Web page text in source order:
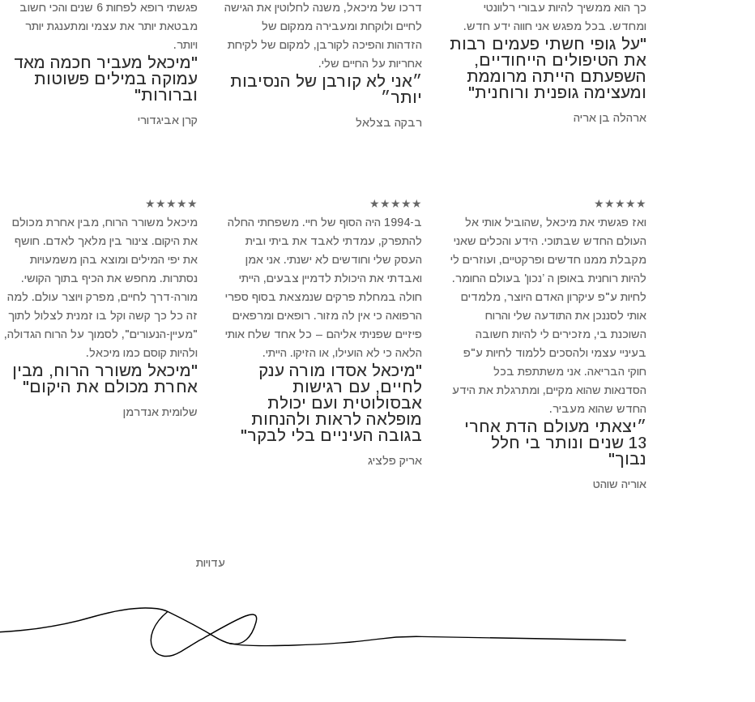
פגשתי רופא לפחות 6 שנים והכי חשוב
מבטאת יותר את עצמי ומתענגת יותר
ויותר.
"מיכאל מעביר חכמה מאד
עמוקה במילים פשוטות
וברורות"
קרן אביגדורי
דרכו של מיכאל, משנה לחלוטין את הגישה
לחיים ולוקחת ומעבירה ממקום של
הזדהות והפיכה לקורבן, למקום של לקיחת
אחריות על החיים שלי.
״אני לא קורבן של הנסיבות
יותר״
רבקה בצלאל
כך הוא ממשיך להיות עבורי רלוונטי
ומחדש. בכל מפגש אני חווה ידע חדש.
"על גופי חשתי פעמים רבות
את הטיפולים הייחודיים,
השפעתם הייתה מרוממת
ומעצימה גופנית ורוחנית"
ארהלה בן אריה
★
★
★
★
★
מיכאל משורר הרוח, מבין אחרת מכולם
את היקום. צינור בין מלאך לאדם. חושף
את יפי המילים ומוצא בהן משמעויות
נסתרות. מחפש את הכיף בתוך הקושי.
מורה-דרך לחיים, מפרק ויוצר עולם. למה
זה כל כך קשה וקל בו זמנית לצלול לתוך
"מעיין-הנעורים", לסמוך על הרוח הגדולה,
ולהיות קוסם כמו מיכאל.
"מיכאל משורר הרוח, מבין
אחרת מכולם את היקום"
שלומית אנדרמן
★
★
★
★
★
ב-1994 היה הסוף של חיי. משפחתי החלה
להתפרק, עמדתי לאבד את ביתי ובית
העסק שלי וחודשים לא ישנתי. אני אמן
ואבדתי את היכולת לדמיין צבעים, הייתי
חולה במחלת פרקים שנמצאת בסוף ספרי
הרפואה כי אין לה מזור. רופאים ומרפאים
פיזיים שפניתי אליהם – כל אחד שלח אותי
הלאה כי לא הועילו, או הזיקו. הייתי.
"מיכאל אסדו מורה ענק
לחיים, עם רגישות
אבסולוטית ועם יכולת
מופלאה לראות ולהנחות
בגובה העיניים בלי לבקר"
אריק פלציג
★
★
★
★
★
ואז פגשתי את מיכאל ,שהוביל אותי אל
העולם החדש שבתוכי. הידע והכלים שאני
מקבלת ממנו חדשים ופרקטיים, ועוזרים לי
להיות רוחנית באופן ה ’נכון' בעולם החומר.
לחיות ע"פ עיקרון האדם היוצר, מלמדים
אותי לסננכן את התודעה שלי והרוח
השוכנת בי, מזכירים לי להיות חשובה
בעיניי עצמי ולהסכים ללמוד לחיות ע"פ
חוקי הבריאה. אני משתתפת בכל
הסדנאות שהוא מקיים, ומתרגלת את הידע
החדש שהוא מעביר.
״יצאתי מעולם הדת אחרי
13 שנים ונותר בי חלל
נבוך"
אוריה שוהט
עדויות